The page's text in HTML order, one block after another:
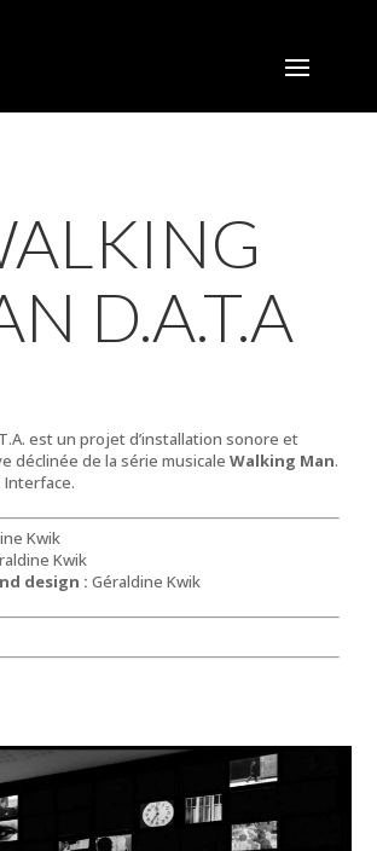
D.A.T.A
est un projet d’installation sonore et
déclinée de la série musicale Walking Man.
Kwik
Kwik
design : Géraldine Kwik